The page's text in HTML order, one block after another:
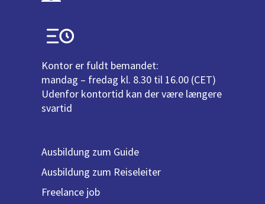
Kontor er fuldt bemandet:
mandag – fredag kl. 8.30 til 16.00 (CET)
Udenfor kontortid kan der være længere
svartid
Ausbildung zum Guide
Ausbildung zum Reiseleiter
Freelance job